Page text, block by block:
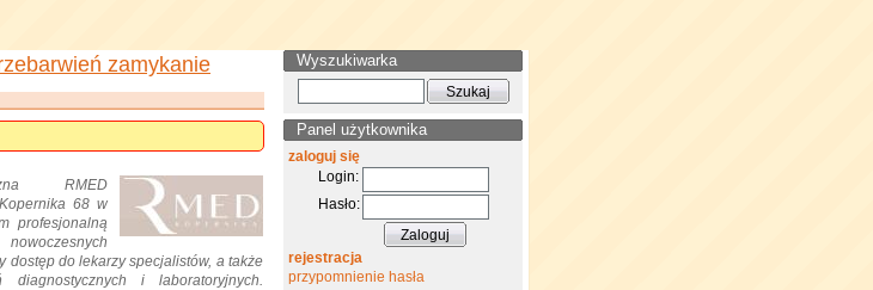
zamykanie
RMED
68 w
profesjonalną
dostęp do lekarzy specjalistów, a także
i laboratoryjnych.
Wyszukiwarka
Panel użytkownika
zaloguj się
Login:
Hasło:
rejestracja
przypomnienie hasła